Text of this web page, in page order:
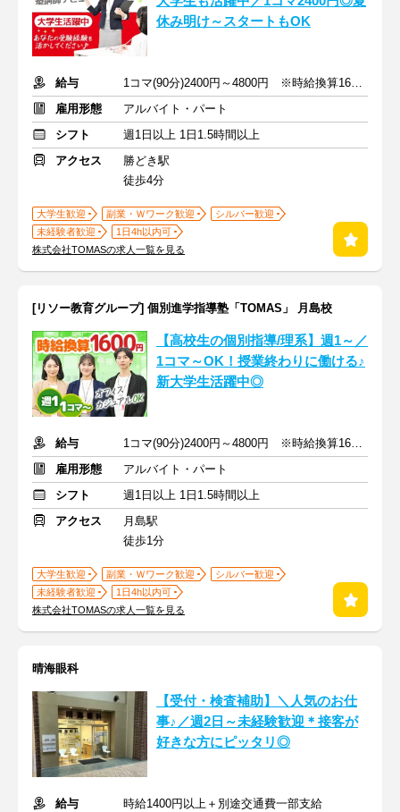
休み明け～スタートもOK
給与
1コマ(90分)2400円～4800円 ※時給換算1600円～3200円
雇用形態
アルバイト・パート
シフト
週1日以上 1日1.5時間以上
アクセス
勝どき駅
徒歩4分
大学生歓迎 副業・Ｗワーク歓迎
シルバー歓迎
未経験者歓迎
1日4h以内可
株式会社TOMASの求人一覧を見る
[リソー教育グループ] 個別進学指導塾「TOMAS」 月島校
【高校生の個別指導/理系】週1～／
1コマ～OK！授業終わりに働ける♪
新大学生活躍中◎
給与
1コマ(90分)2400円～4800円 ※時給換算1600円～3200円
雇用形態
アルバイト・パート
シフト
週1日以上 1日1.5時間以上
アクセス
月島駅
徒歩1分
大学生歓迎 副業・Ｗワーク歓迎
シルバー歓迎
未経験者歓迎
1日4h以内可
株式会社TOMASの求人一覧を見る
晴海眼科
【受付・検査補助】＼人気のお仕
事♪／週2日～未経験歓迎＊接客が
好きな方にピッタリ◎
給与
時給1400円以上＋別途交通費一部支給